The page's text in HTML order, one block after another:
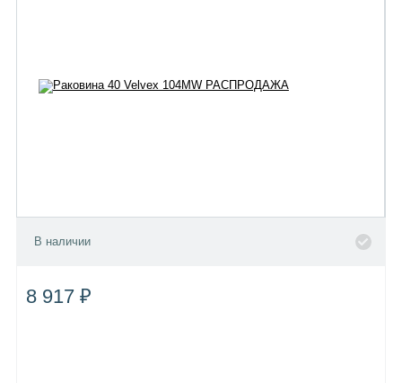
В наличии
8 917 ₽